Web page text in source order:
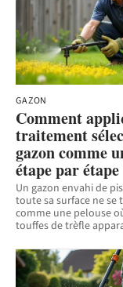
GAZON
Comment
traitement
gazon comme
étape par étape
Un gazon envahi de
toute sa surface ne se
comme une pelouse
touffes de trèfle